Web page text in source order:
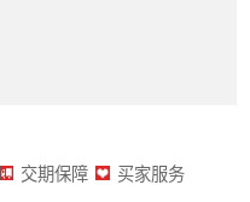
交期保障 买家服务